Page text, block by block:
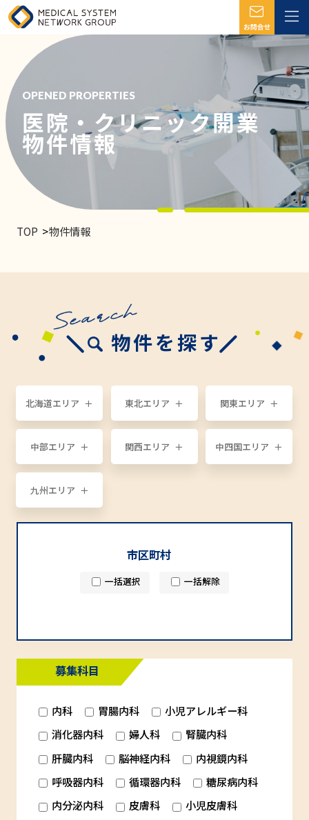
OPENED PROPERTIES
医院・クリニック開業
物件情報
TOP 物件情報
物件を探す
北海道エリア 東北エリア 関東エリア
中部エリア 関西エリア 中四国エリア
九州エリア
市区町村
一括選択 一括解除
募集科目
内科 胃腸内科
小児アレルギー科
消化器内科
婦人科
腎臓内科
肝臓内科
脳神経内科
内視鏡内科
呼吸器内科
循環器内科
糖尿病内科
内分泌内科
皮膚科
小児皮膚科